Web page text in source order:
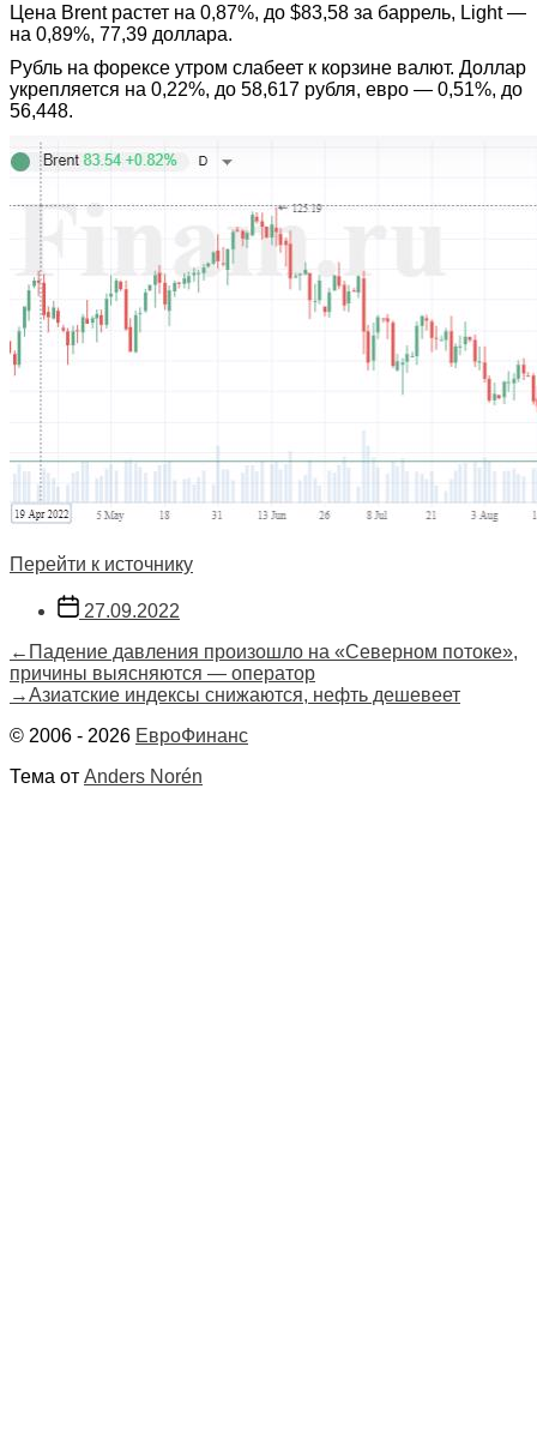
Цена Brent растет на 0,87%, до $83,58 за баррель, Light —
на 0,89%, 77,39 доллара.
Рубль на форексе утром слабеет к корзине валют. Доллар
укрепляется на 0,22%, до 58,617 рубля, евро — 0,51%, до
56,448.
Перейти к источнику
Дата
записи
27.09.2022
Навигация
по
записям
← Предыдущая
запись:
Падение давления произошло на «Северном потоке»,
причины выясняются — оператор
→ Следующая
Азиатские индексы снижаются, нефть дешевеет
© 2006 - 2026 ЕвроФинанс
Тема от Anders Norén